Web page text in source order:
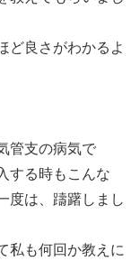
ど良さがわかるよ
管支の病気で
する時もこんな
度は、躊躇しまし
私も何回か教えに